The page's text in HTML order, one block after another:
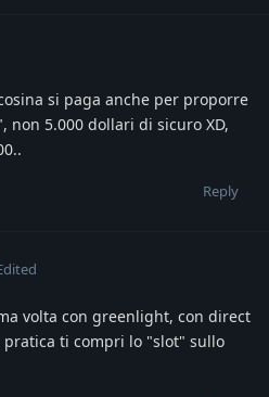
si paga anche per proporre
5.000 dollari di sicuro XD,
Reply
volta con greenlight, con direct
ti compri lo "slot" sullo